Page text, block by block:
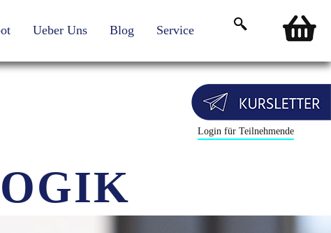
Ueber Uns Blog Service
Login für Teilnehmende